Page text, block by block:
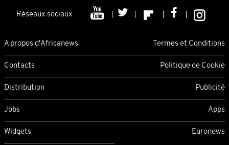
Réseaux sociaux
A propos d'Africanews Termes et Conditions
Contacts Politique de Cookie
Distribution Publicité
Jobs Apps
Widgets Euronews